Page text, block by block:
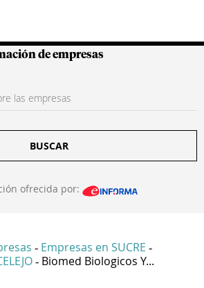
Colombianas
de empresas
BUSCAR
ofrecida por:
- Empresas en SUCRE -
- Biomed Biologicos Y...